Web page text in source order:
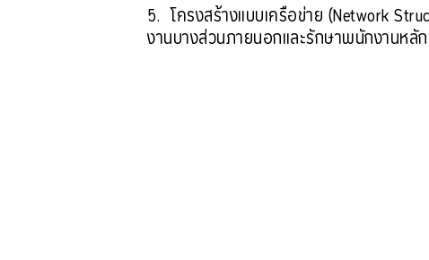
5. โครงสร้างแบบเครือข่าย (Network
งานบางส่วนภายนอกและรักษาพนักงานหลั